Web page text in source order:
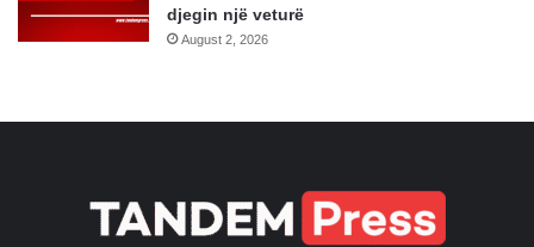
djegin një veturë
August 2, 2026